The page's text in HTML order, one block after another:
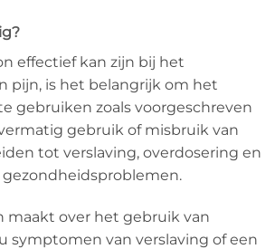
effectief kan zijn bij het
pijn, is het belangrijk om het
gebruiken zoals voorgeschreven
gebruik of misbruik van
tot verslaving, overdosering en
maakt over het gebruik van
symptomen van verslaving of een